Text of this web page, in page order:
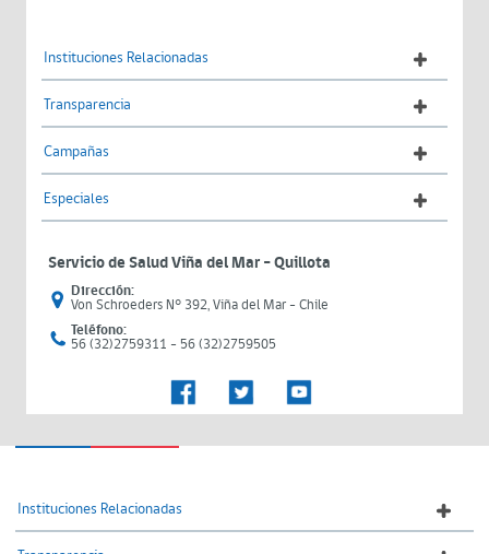
Instituciones Relacionadas
Transparencia
Campañas
Especiales
Servicio de Salud Viña del Mar – Quillota
Dirección:
Von Schroeders N° 392, Viña del Mar - Chile
Teléfono:
56 (32)2759311 - 56 (32)2759505
Instituciones Relacionadas